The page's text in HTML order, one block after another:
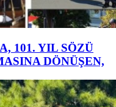
101. YIL SÖZÜ
DÖNÜŞEN,